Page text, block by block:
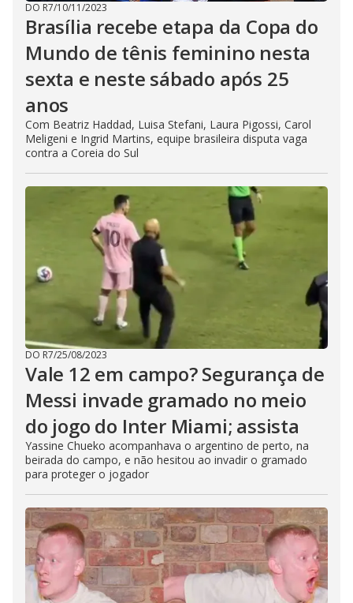
DO R7/10/11/2023
Brasília recebe etapa da Copa do
Mundo de tênis feminino nesta
sexta e neste sábado após 25
anos
Com Beatriz Haddad, Luisa Stefani, Laura Pigossi, Carol
Meligeni e Ingrid Martins, equipe brasileira disputa vaga
contra a Coreia do Sul
DO R7/25/08/2023
Vale 12 em campo? Segurança de
Messi invade gramado no meio
do jogo do Inter Miami; assista
Yassine Chueko acompanhava o argentino de perto, na
beirada do campo, e não hesitou ao invadir o gramado
para proteger o jogador